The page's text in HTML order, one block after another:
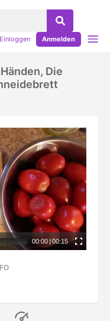
Einloggen Anmelden
Die
00:00 | 00:15